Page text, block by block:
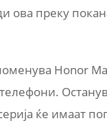
ова преку
Honor
телефони.
ќе имаат